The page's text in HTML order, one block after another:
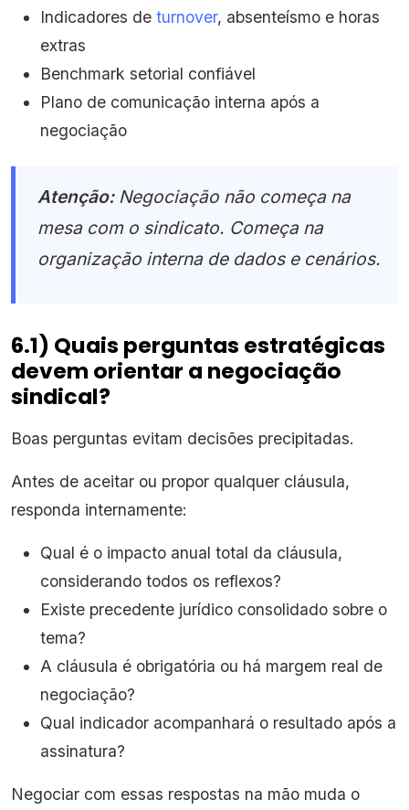
Indicadores de turnover, absenteísmo e horas
extras
Benchmark setorial confiável
Plano de comunicação interna após a
negociação
Atenção:Negociação não começa na
mesa com o sindicato. Começa na
organização interna de dados e cenários.
6.1) Quais perguntas estratégicas
devem orientar a negociação
sindical?
Boas perguntas evitam decisões precipitadas.
Antes de aceitar ou propor qualquer cláusula,
responda internamente:
Qual é o impacto anual total da cláusula,
considerando todos os reflexos?
Existe precedente jurídico consolidado sobre o
tema?
A cláusula é obrigatória ou há margem real de
negociação?
Qual indicador acompanhará o resultado após a
assinatura?
Negociar com essas respostas na mão muda o